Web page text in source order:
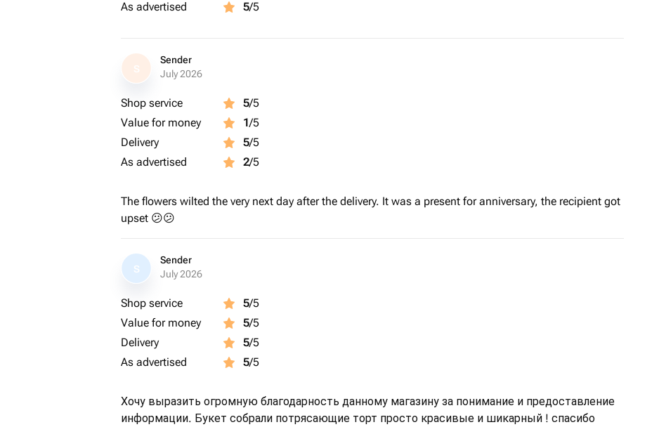
As advertised
5/5
S
Sender
July 2026
Shop service 5/5
Value for money
1/5
Delivery
5/5
As advertised
2/5
The flowers wilted the very next day after the delivery. It was a present for anniversary, the recipient got
upset 😕😕
S
Sender
July 2026
Shop service 5/5
Value for money
5/5
Delivery
5/5
As advertised
5/5
Хочу выразить огромную благодарность данному магазину за понимание и предоставление
информации. Букет собрали потрясающие торт просто красивые и шикарный ! спасибо